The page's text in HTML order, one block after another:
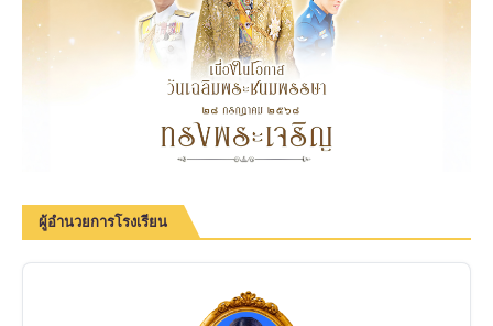
ผู้อำนวยการโรงเรียน